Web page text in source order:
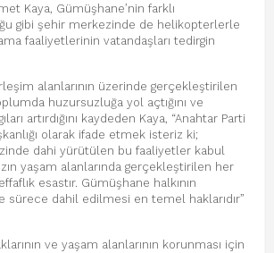
Kaya, Gümüşhane’nin farklı
gibi şehir merkezinde de helikopterlerle
faaliyetlerinin vatandaşları tedirgin
alanlarının üzerinde gerçekleştirilen
huzursuzluğa yol açtığını ve
artırdığını kaydeden Kaya, “Anahtar Parti
olarak ifade etmek isteriz ki;
dahi yürütülen bu faaliyetler kabul
yaşam alanlarında gerçekleştirilen her
esastır. Gümüşhane halkının
sürece dahil edilmesi en temel haklarıdır”
ve yaşam alanlarının korunması için